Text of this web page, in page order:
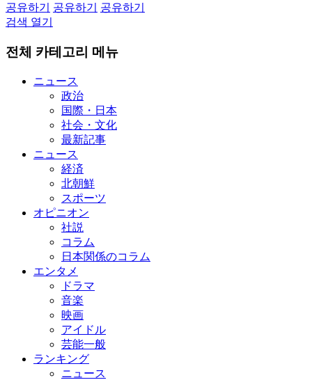
공유하기
공유하기
공유하기
검색 열기
전체 카테고리 메뉴
ニュース
政治
国際・日本
社会・文化
最新記事
ニュース
経済
北朝鮮
スポーツ
オピニオン
社説
コラム
日本関係のコラム
エンタメ
ドラマ
音楽
映画
アイドル
芸能一般
ランキング
ニュース